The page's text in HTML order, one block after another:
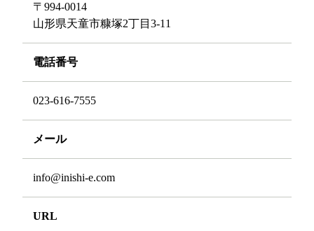
〒994-0014
山形県天童市糠塚2丁目3-11
電話番号
023-616-7555
メール
info@inishi-e.com
URL